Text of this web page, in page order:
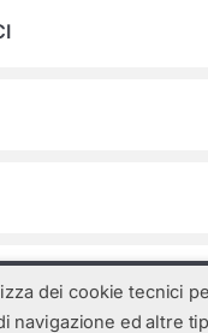
dei cookie tecnici
navigazione ed altre